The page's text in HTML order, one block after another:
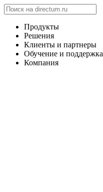
Продукты
Решения
Клиенты и партнеры
Обучение и поддержка
Компания